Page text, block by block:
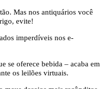
Mas nos antiquários você
evite!
imperdíveis nos e-
se oferece bebida – acaba em
os leilões virtuais.